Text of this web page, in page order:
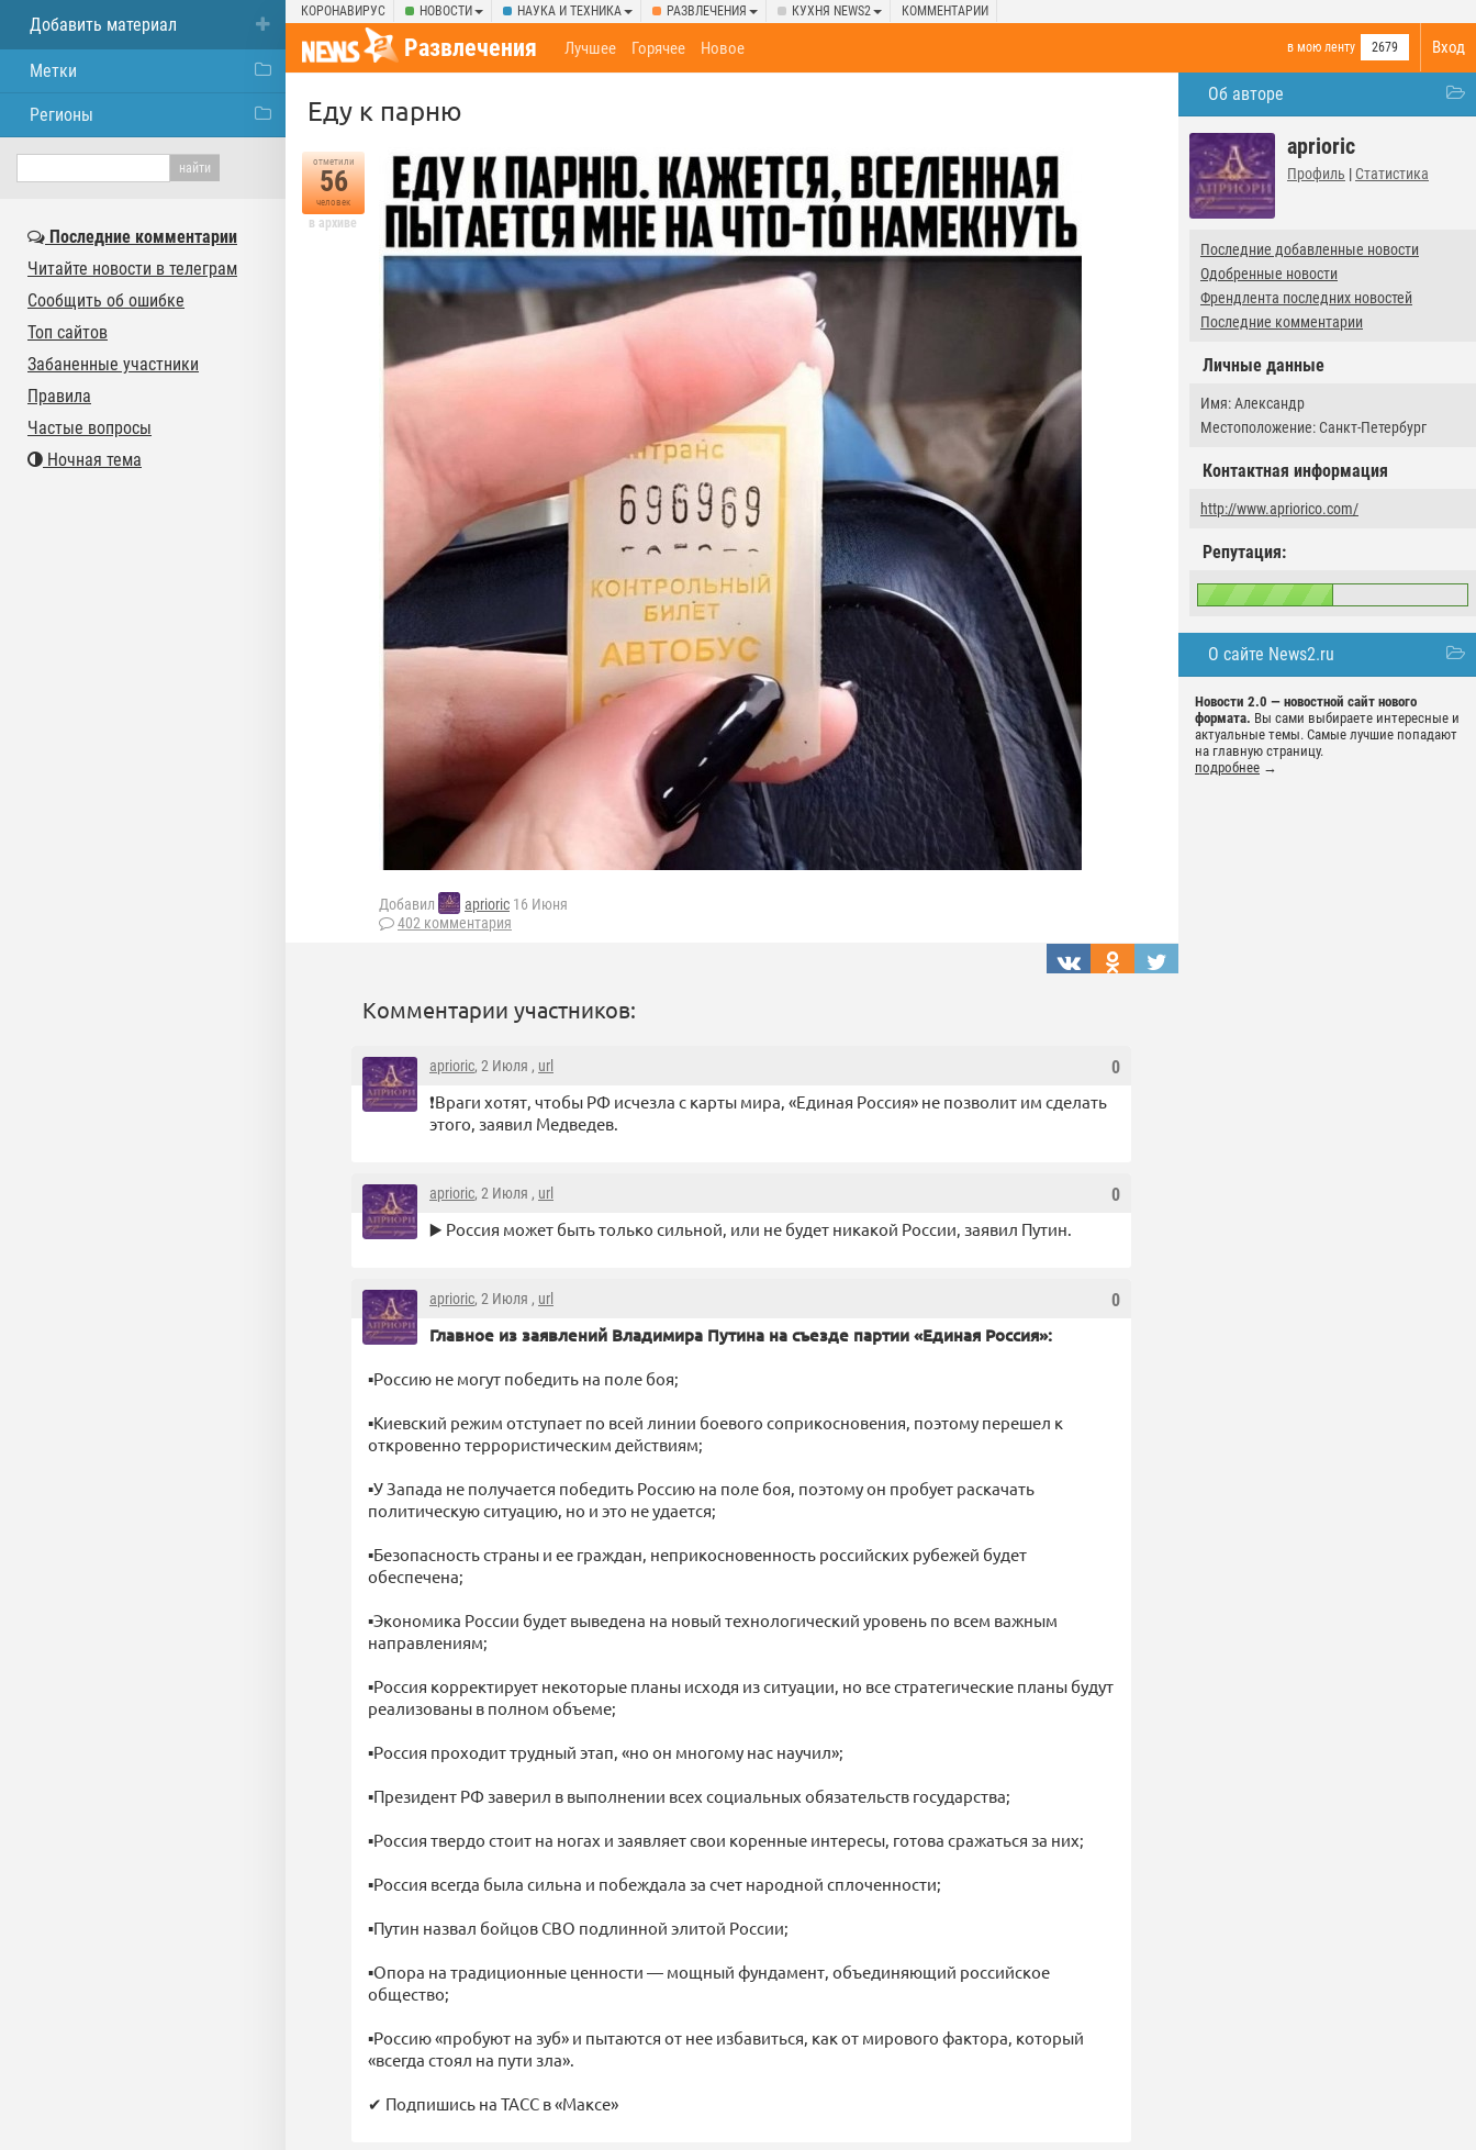
КОРОНАВИРУС НОВОСТИ НАУКА И ТЕХНИКА РАЗВЛЕЧЕНИЯ КУХНЯ NEWS2 КОММЕНТАРИИ
Вход
Развлечения в мою ленту 2679
Лучшее Горячее Новое
Об авторе
aprioric
Профиль | Статистика
Последние добавленные новости
Одобренные новости
Френдлента последних новостей
Последние комментарии
Личные данные
Имя: Александр
Местоположение: Санкт-Петербург
Контактная информация
http://www.apriorico.com/
Репутация:
О сайте News2.ru
Новости 2.0 — новостной сайт нового
формата. Вы сами выбираете интересные и
актуальные темы. Самые лучшие попадают
на главную страницу.
подробнее →
Еду к парню
отметили
56
человек
в архиве
Добавил aprioric 16 Июня
402 комментария
Комментарии участников:
0
aprioric, 2 Июля , url
❗️Враги хотят, чтобы РФ исчезла с карты мира, «Единая Россия» не позволит им сделать
этого, заявил Медведев.
0
aprioric, 2 Июля , url
▶️ Россия может быть только сильной, или не будет никакой России, заявил Путин.
0
aprioric, 2 Июля , url
Главное из заявлений Владимира Путина на съезде партии «Единая Россия»:
▪Россию не могут победить на поле боя;
▪Киевский режим отступает по всей линии боевого соприкосновения, поэтому перешел к
откровенно террористическим действиям;
▪У Запада не получается победить Россию на поле боя, поэтому он пробует раскачать
политическую ситуацию, но и это не удается;
▪Безопасность страны и ее граждан, неприкосновенность российских рубежей будет
обеспечена;
▪Экономика России будет выведена на новый технологический уровень по всем важным
направлениям;
▪Россия корректирует некоторые планы исходя из ситуации, но все стратегические планы будут
реализованы в полном объеме;
▪Россия проходит трудный этап, «но он многому нас научил»;
▪Президент РФ заверил в выполнении всех социальных обязательств государства;
▪Россия твердо стоит на ногах и заявляет свои коренные интересы, готова сражаться за них;
▪Россия всегда была сильна и побеждала за счет народной сплоченности;
▪Путин назвал бойцов СВО подлинной элитой России;
▪Опора на традиционные ценности — мощный фундамент, объединяющий российское
общество;
▪Россию «пробуют на зуб» и пытаются от нее избавиться, как от мирового фактора, который
«всегда стоял на пути зла».
✔ Подпишись на ТАСС в «Максе»
Добавить материал
Метки
Регионы
Последние комментарии
Читайте новости в телеграм
Сообщить об ошибке
Топ сайтов
Забаненные участники
Правила
Частые вопросы
Ночная тема